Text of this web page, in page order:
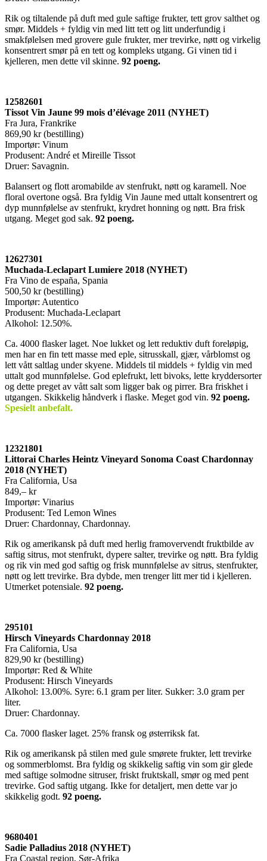
Rik og tiltalende på duft med gule saftige frukter, tett grov salthet og
smør. Middels + fyldig vin med litt tett og litt underfundig i
smakfølelsen med grovere gule frukter, mer trevirke, nøtt og virkelig
konsentrert smør på en tett og kompleks utgang. Gi vinen tid i
kjelleren, men dette vil skinne. 92 poeng.
12582601
Tissot Vin Jaune 99 mois d’élévage 2011 (NYHET)
Fra Jura, Frankrike
869,90 kr (bestilling)
Importør: Vinum
Produsent: André et Mireille Tissot
Druer: Savagnin.
Balansert og flott aromabilde av stenfrukt, nøtt og karamell. Noe
floral overtone også. Bra fyldig Vin Jaune med uttalt konsentrert og
dyp munnfølelse av stenfrukt, krydret honning og nøtt. Bra frisk
utgang. Meget god sak. 92 poeng.
12627301
Muchada-Leclapart Lumiere 2018 (NYHET)
Fra Vino de españa, Spania
500,50 kr (bestilling)
Importør: Autentico
Produsent: Muchada-Leclapart
Alkohol: 12.50%.
Ca. 4000 flasker laget. Noe lukket og lett reduktiv duft foreløpig,
men har en fin tett masse med eple, sitrusskall, gjær, vårblomst og
lett vått saltlag under skyene. Middels til middels + fyldig vin med
uttalt god munnfølelse. God eplefrukt, lett bivoks, lette kryddersorter
og dette preget av vått salt som ligger bak og pirrer. Bra friskhet i
utgangen. Skikkelig håndverk i flaske. Meget god vin. 92 poeng.
Spesielt anbefalt.
12321801
Littorai Charles Heintz Vineyard Sonoma Coast Chardonnay
2018 (NYHET)
Fra California, Usa
849,– kr
Importør: Vinarius
Produsent: Ted Lemon Wines
Druer: Chardonnay, Chardonnay.
Rik og amerikansk på duft med herlig framovervendt fruktbilde av
saftig sitrus, mot stenfrukt, dypere salter, trevirke og nøtt. Bra fyldig
og rik vin med god saftig og frisk munnfølelse av sitrus, stenfrukter,
nøtt og lett trevirke. Bra dybde, men trenger litt mer tid i kjelleren.
Utmerket potensiale. 92 poeng.
295101
Hirsch Vineyards Chardonnay 2018
Fra California, Usa
829,90 kr (bestilling)
Importør: Red & White
Produsent: Hirsch Vineyards
Alkohol: 13.00%. Syre: 6.1 gram per liter. Sukker: 3.0 gram per
liter.
Druer: Chardonnay.
Ca. 7000 flasker laget. 25% fransk og østerriksk fat.
Rik og amerikansk på stilen med gule smørete frukter, lett trevirke
og sommerblomst. Bra fyldig og skikkelig saftig vin som gir glede
med saftige solmodne sitruser, friskt fruktskall, smør og med pent
trevirke. God saftig utgang. Ikke for detaljert, men dette var jo
skikkelig godt. 92 poeng.
9680401
Sadie Palladius 2018 (NYHET)
Fra Coastal region, Sør-Afrika